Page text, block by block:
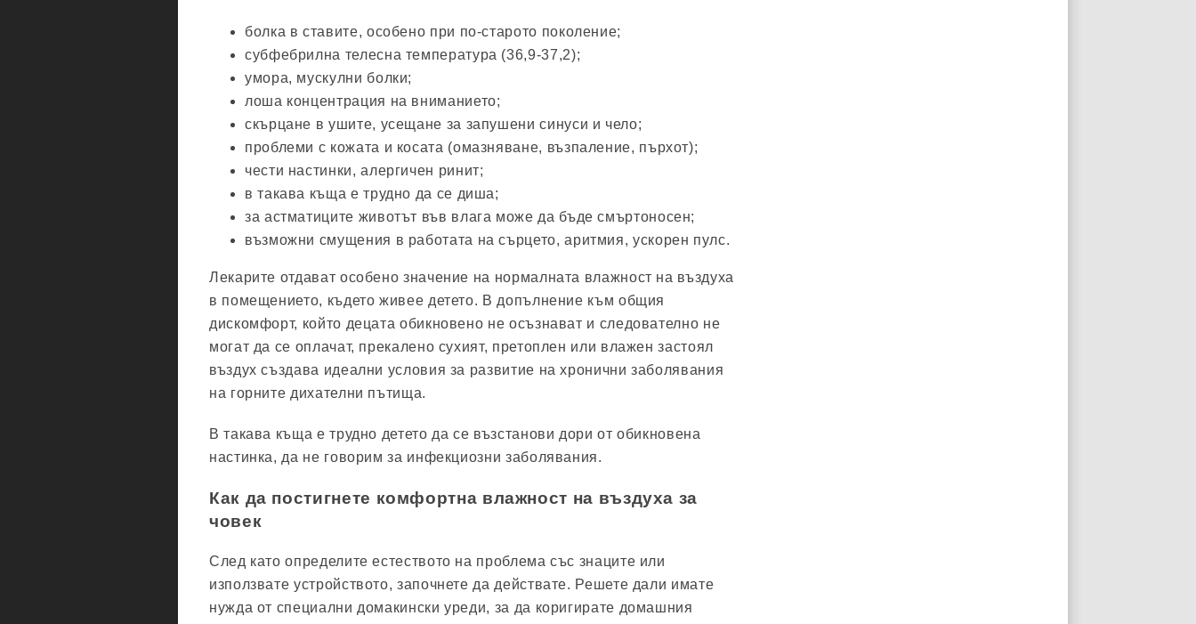
болка в ставите, особено при по-старото поколение;
субфебрилна телесна температура (36,9-37,2);
умора, мускулни болки;
лоша концентрация на вниманието;
скърцане в ушите, усещане за запушени синуси и чело;
проблеми с кожата и косата (омазняване, възпаление, пърхот);
чести настинки, алергичен ринит;
в такава къща е трудно да се диша;
за астматиците животът във влага може да бъде смъртоносен;
възможни смущения в работата на сърцето, аритмия, ускорен пулс.
Лекарите отдават особено значение на нормалната влажност на въздуха
в помещението, където живее детето. В допълнение към общия
дискомфорт, който децата обикновено не осъзнават и следователно не
могат да се оплачат, прекалено сухият, претоплен или влажен застоял
въздух създава идеални условия за развитие на хронични заболявания
на горните дихателни пътища.
В такава къща е трудно детето да се възстанови дори от обикновена
настинка, да не говорим за инфекциозни заболявания.
Как да постигнете комфортна влажност на въздуха за
човек
След като определите естеството на проблема със знаците или
използвате устройството, започнете да действате. Решете дали имате
нужда от специални домакински уреди, за да коригирате домашния